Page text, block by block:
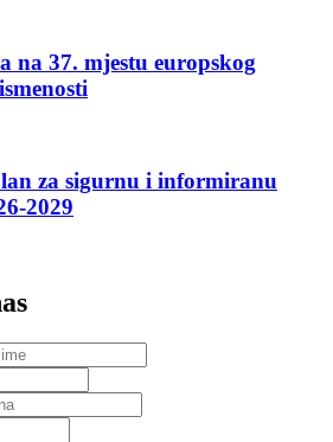
na 37. mjestu europskog
za sigurnu i informiranu
2029